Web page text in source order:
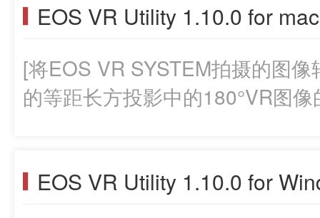
EOS VR Utility 1.10.0 for
[将EOS VR SYSTEM拍摄的图
的等距长方投影中的180°VR图
EOS VR Utility 1.10.0 for